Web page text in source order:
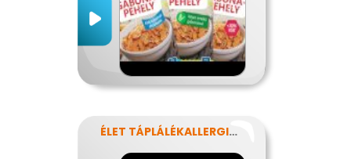
ÉLET TÁPLÁLÉKALLERGIÁVAL